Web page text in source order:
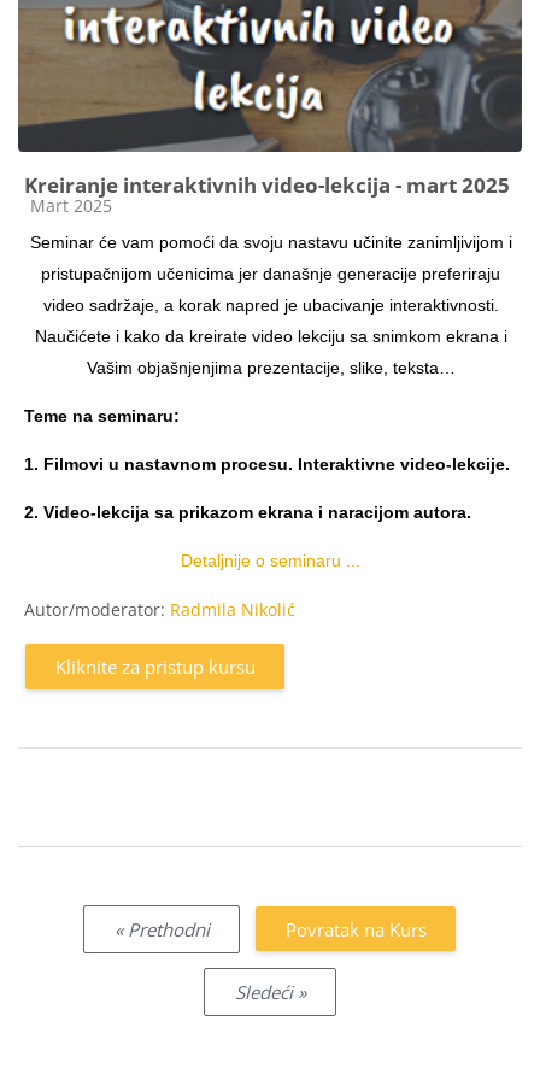
Kreiranje interaktivnih video-lekcija - mart 2025
Kategorija kursa
Mart 2025
Seminar će vam pomoći da svoju nastavu učinite zanimljivijom i
pristupačnijom učenicima jer današnje generacije preferiraju
video sadržaje, a korak napred je ubacivanje interaktivnosti.
Naučićete i kako da kreirate video lekciju sa snimkom ekrana i
Vašim objašnjenjima prezentacije, slike, teksta…
Teme na seminaru:
1. Filmovi u nastavnom procesu. Interaktivne video-lekcije.
2. Video-lekcija sa prikazom ekrana i naracijom autora.
Detaljnije o seminaru ...
Autor/moderator: Radmila Nikolić
Kliknite za pristup kursu
« Prethodni Povratak na Kurs
Sledeći »